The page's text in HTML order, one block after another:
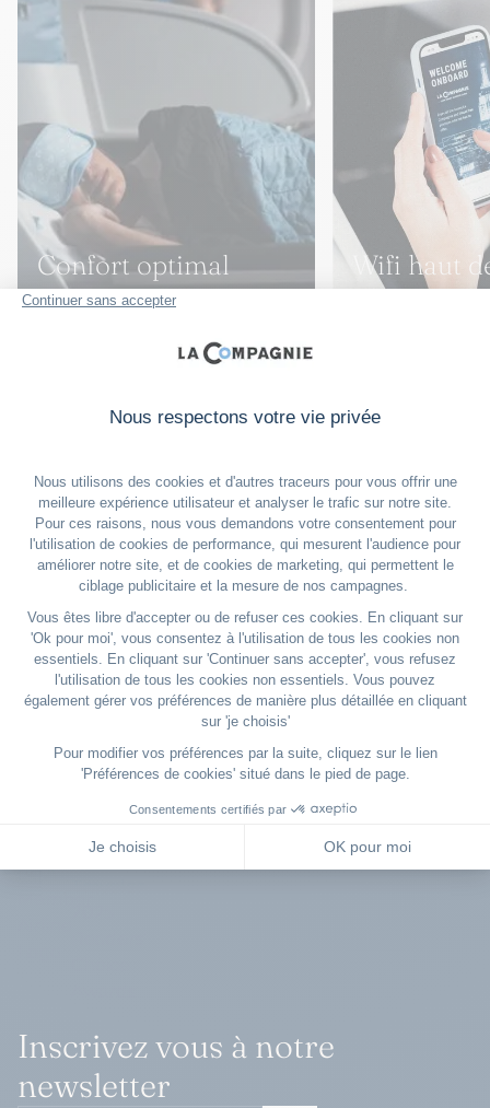
Confort optimal Wifi haut
* Tarif Smart : Frais de modification gratuits jusqu’à 2h avant le départ
et sous réserve d’un ajustement tarifaire selon la disponibilité des classes
tarifaires / Frais d’annulation de 500€/600$ jusqu’à 2h avant le départ.
Les conditions complètes de cette offre sont disponibles dans nos
Conditions Générales, qui s’appliquent intégralement.
Inscrivez vous à notre
newsletter